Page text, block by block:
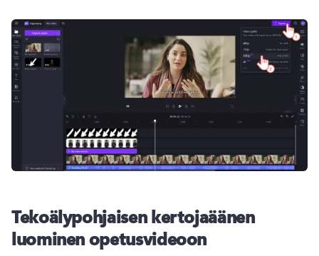
Tekoälypohjaisen kertojaäänen
luominen opetusvideoon